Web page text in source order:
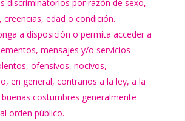
discriminatorios por razón de sexo,
creencias, edad o condición.
a disposición o permita acceder a
mensajes y/o servicios
ofensivos, nocivos,
en general, contrarios a la ley, a la
costumbres generalmente
orden público.